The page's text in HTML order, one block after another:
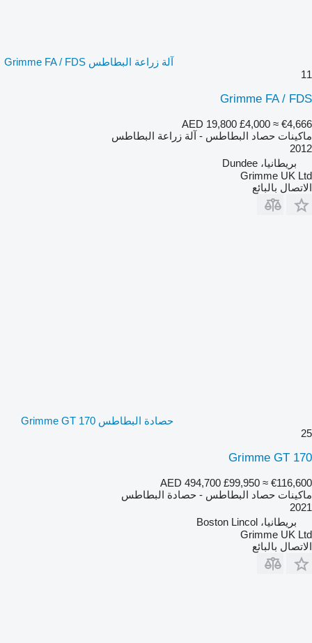
آلة زراعة البطاطس Grimme FA / FDS
11
Grimme FA / FDS
AED 19,800 £4,000 ≈ €4,666
ماكينات حصاد البطاطس - آلة زراعة البطاطس
2012
بريطانيا، Dundee
Grimme UK Ltd
الاتصال بالبائع
حصادة البطاطس Grimme GT 170
25
Grimme GT 170
AED 494,700 £99,950 ≈ €116,600
ماكينات حصاد البطاطس - حصادة البطاطس
2021
بريطانيا، Boston Lincol
Grimme UK Ltd
الاتصال بالبائع